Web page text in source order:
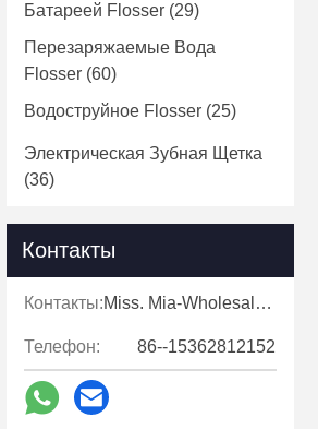
Батареей Flosser (29)
Перезаряжаемые Вода
Flosser (60)
Водоструйное Flosser (25)
Электрическая Зубная Щетка
(36)
Контакты
Контакты: Miss. Mia-Wholesale Sales Expert
Телефон: 86--15362812152